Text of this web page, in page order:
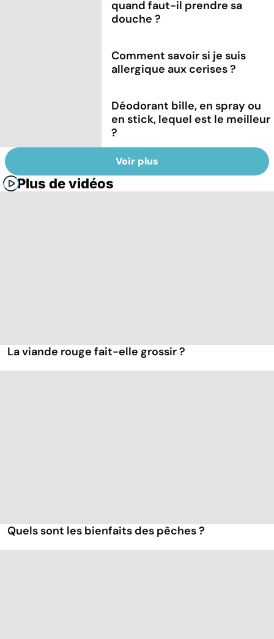
quand faut-il prendre sa
douche ?
Comment savoir si je suis
allergique aux cerises ?
Déodorant bille, en spray ou
en stick, lequel est le meilleur
?
Voir plus
Plus de vidéos
La viande rouge fait-elle grossir ?
Quels sont les bienfaits des pêches ?